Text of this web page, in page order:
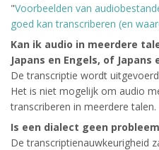
"Voorbeelden van
goed kan transcriberen (en
Kan ik audio in meerdere
Japans en Engels, of Japans
De transcriptie wordt
Het is niet mogelijk om audio
transcriberen in meerdere talen.
Is een dialect geen
De transcriptienauwkeurigheid